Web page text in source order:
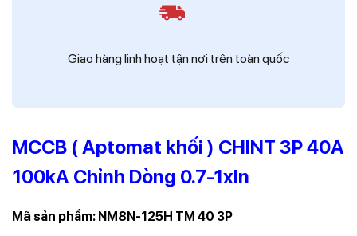
Giao hàng linh hoạt tận nơi trên toàn quốc
MCCB ( Aptomat khối ) CHINT 3P 40A
100kA Chỉnh Dòng 0.7-1xIn
Mã sản phẩm: NM8N-125H TM 40 3P